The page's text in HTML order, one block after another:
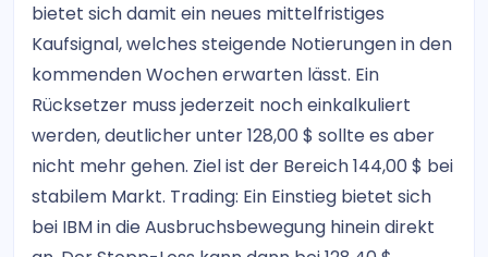
bietet sich damit ein neues mittelfristiges
Kaufsignal, welches steigende Notierungen in den
kommenden Wochen erwarten lässt. Ein
Rücksetzer muss jederzeit noch einkalkuliert
werden, deutlicher unter 128,00 $ sollte es aber
nicht mehr gehen. Ziel ist der Bereich 144,00 $ bei
stabilem Markt. Trading: Ein Einstieg bietet sich
bei IBM in die Ausbruchsbewegung hinein direkt